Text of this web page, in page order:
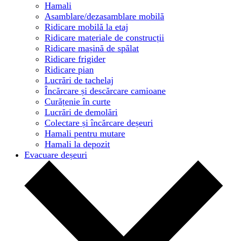
Hamali
Asamblare/dezasamblare mobilă
Ridicare mobilă la etaj
Ridicare materiale de construcții
Ridicare mașină de spălat
Ridicare frigider
Ridicare pian
Lucrări de tachelaj
Încărcare și descărcare camioane
Curățenie în curte
Lucrări de demolări
Colectare și încărcare deșeuri
Hamali pentru mutare
Hamali la depozit
Evacuare deșeuri